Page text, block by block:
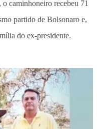
caminhoneiro recebeu 71
partido de Bolsonaro e,
do ex-presidente.